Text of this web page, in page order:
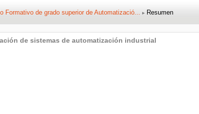
Formativo de grado superior de Automatizació... ▶ Resumen
de sistemas de automatización industrial